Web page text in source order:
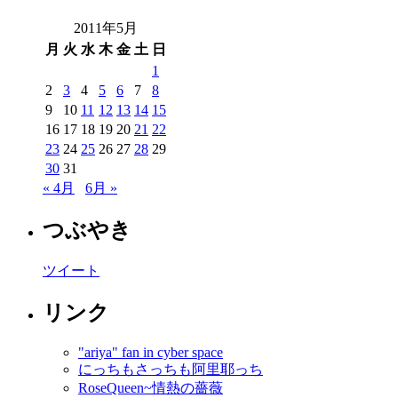
2011年5月
月 火 水 木 金 土 日
1
2
3 4 5 6 7
8
9
10 11 12 13 14 15
16 17 18 19 20 21 22
23 24 25 26 27 28 29
30 31
« 4月
6月 »
つぶやき
ツイート
リンク
"ariya" fan in cyber space
にっちもさっちも阿里耶っち
RoseQueen~情熱の薔薇